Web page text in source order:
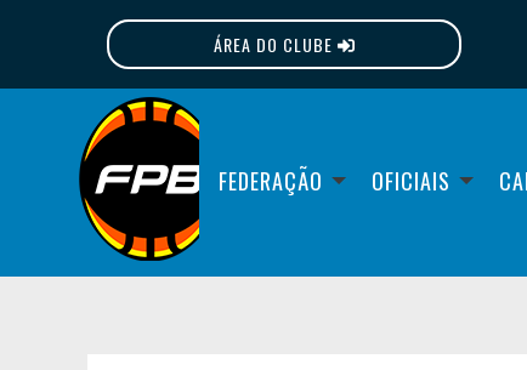
ÁREA DO CLUBE
FEDERAÇÃO OFICIAIS